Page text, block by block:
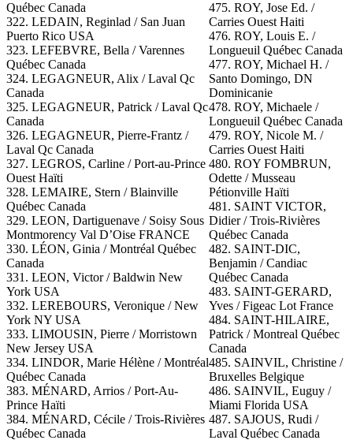
Québec Canada
322. LEDAIN, Reginlad / San Juan
Puerto Rico USA
323. LEFEBVRE, Bella / Varennes
Québec Canada
324. LEGAGNEUR, Alix / Laval Qc
Canada
325. LEGAGNEUR, Patrick / Laval Qc
Canada
326. LEGAGNEUR, Pierre-Frantz /
Laval Qc Canada
327. LEGROS, Carline / Port-au-Prince
Ouest Haïti
328. LEMAIRE, Stern / Blainville
Québec Canada
329. LEON, Dartiguenave / Soisy Sous
Montmorency Val D’Oise FRANCE
330. LÉON, Ginia / Montréal Québec
Canada
331. LEON, Victor / Baldwin New
York USA
332. LEREBOURS, Veronique / New
York NY USA
333. LIMOUSIN, Pierre / Morristown
New Jersey USA
334. LINDOR, Marie Hélène / Montréal
Québec Canada
383. MÉNARD, Arrios / Port-Au-
Prince Haïti
384. MÉNARD, Cécile / Trois-Rivières
Québec Canada
475. ROY, Jose Ed. /
Carries Ouest Haiti
476. ROY, Louis E. /
Longueuil Québec Canada
477. ROY, Michael H. /
Santo Domingo, DN
Dominicanie
478. ROY, Michaele /
Longueuil Québec Canada
479. ROY, Nicole M. /
Carries Ouest Haiti
480. ROY FOMBRUN,
Odette / Musseau
Pétionville Haïti
481. SAINT VICTOR,
Didier / Trois-Rivières
Québec Canada
482. SAINT-DIC,
Benjamin / Candiac
Québec Canada
483. SAINT-GERARD,
Yves / Figeac Lot France
484. SAINT-HILAIRE,
Patrick / Montreal Québec
Canada
485. SAINVIL, Christine /
Bruxelles Belgique
486. SAINVIL, Euguy /
Miami Florida USA
487. SAJOUS, Rudi /
Laval Québec Canada